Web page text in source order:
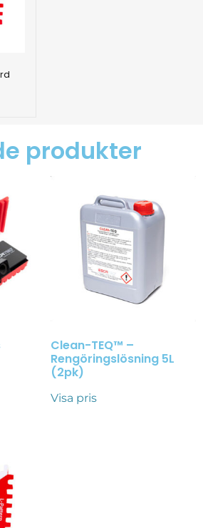
produkter
Clean-TEQ™ –
Rengöringslösning 5L
(2pk)
Visa pris